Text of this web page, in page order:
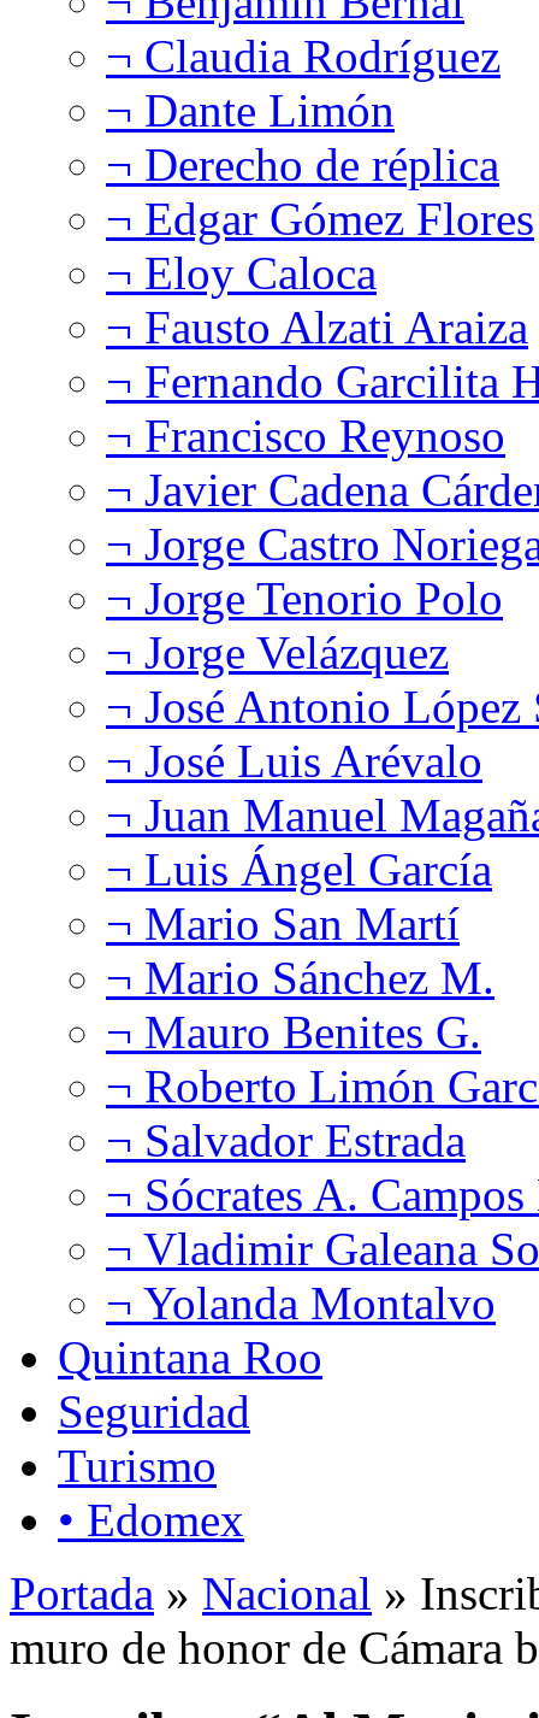
¬ Claudia Rodríguez
¬ Dante Limón
¬ Derecho de réplica
¬ Edgar Gómez Flores
¬ Eloy Caloca
¬ Fausto Alzati Araiza
¬ Fernando Garcilita
¬ Francisco Reynoso
¬ Javier Cadena
¬ Jorge Castro
¬ Jorge Tenorio Polo
¬ Jorge Velázquez
¬ José Antonio López
¬ José Luis Arévalo
¬ Juan Manuel
¬ Luis Ángel García
¬ Mario San Martí
¬ Mario Sánchez M.
¬ Mauro Benites G.
¬ Roberto Limón
¬ Salvador Estrada
¬ Sócrates A.
¬ Vladimir Galeana
¬ Yolanda Montalvo
Quintana Roo
Seguridad
Turismo
• Edomex
Portada » Nacional »
muro de honor de Cámara